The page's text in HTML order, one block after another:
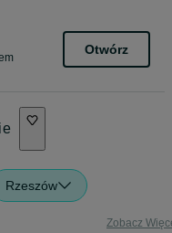
Otwórz
Rzeszów
Zobacz